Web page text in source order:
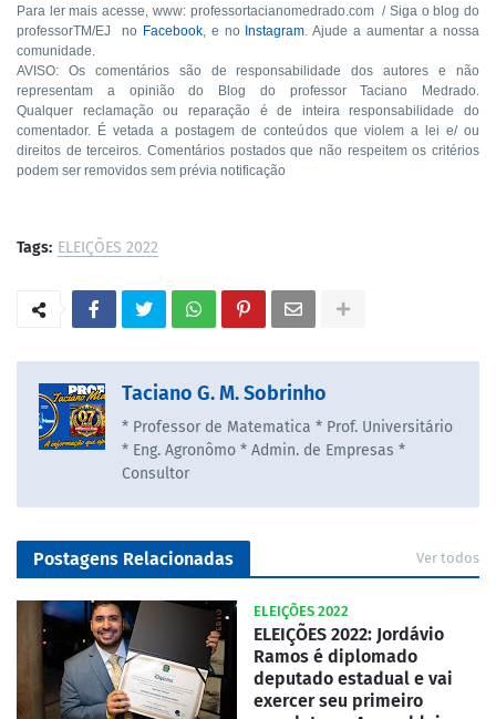
Para ler mais acesse, www: professortacianomedrado.com / Siga o blog do
professorTM/EJ no Facebook, e no Instagram. Ajude a aumentar a nossa
comunidade.
AVISO: Os comentários são de responsabilidade dos autores e não
representam a opinião do Blog do professor Taciano Medrado.
Qualquer reclamação ou reparação é de inteira responsabilidade do
comentador. É vetada a postagem de conteúdos que violem a lei e/ ou
direitos de terceiros. Comentários postados que não respeitem os critérios
podem ser removidos sem prévia notificação
Tags: ELEIÇÕES 2022
Taciano G. M. Sobrinho
* Professor de Matematica * Prof. Universitário
* Eng. Agronômo * Admin. de Empresas *
Consultor
Postagens Relacionadas Ver todos
ELEIÇÕES 2022
ELEIÇÕES 2022: Jordávio
Ramos é diplomado
deputado estadual e vai
exercer seu primeiro